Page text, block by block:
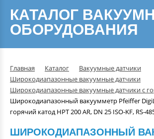
КАТАЛОГ
ОБОРУДОВАНИЯ
Главная Каталог
Вакуумные датчики
Широкодиапазонные вакуумные датчики
Широкодиапазонные вакуумные датчики с
Широкодиапазонный вакуумметр Pfeiffer
горячий катод HPT 200 AR, DN 25 ISO-KF, RS-
Гелиевые течеискатели
Компрессоры
Вакуумные камеры
ШИРОКОДИАПАЗОННЫЙ